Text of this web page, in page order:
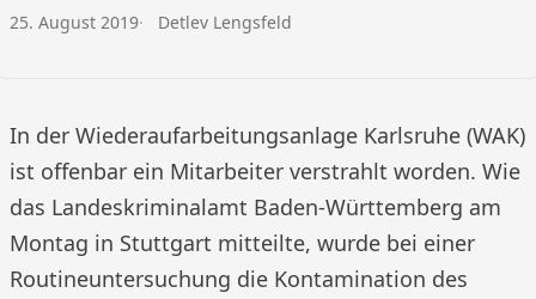
Veröffentlicht am:
25. August 2019 Autor:
Detlev Lengsfeld
In der Wiederaufarbeitungsanlage Karlsruhe (WAK)
ist offenbar ein Mitarbeiter verstrahlt worden. Wie
das Landeskriminalamt Baden-Württemberg am
Montag in Stuttgart mitteilte, wurde bei einer
Routineuntersuchung die Kontamination des